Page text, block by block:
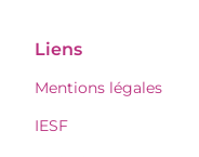
Liens
Mentions légales
IESF